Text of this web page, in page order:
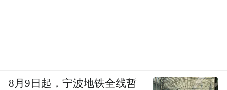
8月9日起，宁波地铁全线暂